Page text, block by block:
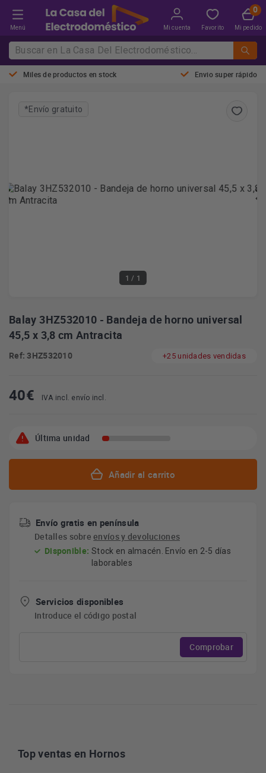
Menú Mi cuenta Favorito Mi pedido
Miles de productos en stock Envio super rápido
1 / 1
*Envío gratuito
Balay 3HZ532010 - Bandeja de horno universal
45,5 x 3,8 cm Antracita
Ref: 3HZ532010 +25 unidades vendidas
40€ IVA incl. envío incl.
Última unidad
Añadir al carrito
Envío gratis en península
Detalles sobreenvíos y devoluciones
Disponible: Stock en almacén. Envío en 2-5 días
laborables
Servicios disponibles
Introduce el código postal
Comprobar
Top ventas en Hornos